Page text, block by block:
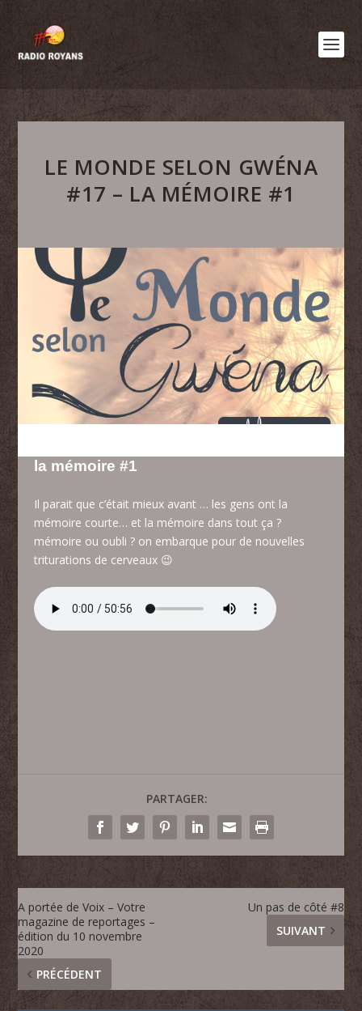
LE MONDE SELON GWÉNA
#17 – LA MÉMOIRE #1
la mémoire #1
Il parait que c’était mieux avant … les gens ont la
mémoire courte… et la mémoire dans tout ça ?
mémoire ou oubli ? on embarque pour de nouvelles
triturations de cerveaux 😉
PARTAGER:
A portée de Voix – Votre
magazine de reportages –
édition du 10 novembre
2020
PRÉCÉDENT
Un pas de côté #8
SUIVANT